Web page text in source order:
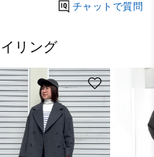
チャットで質問
リング